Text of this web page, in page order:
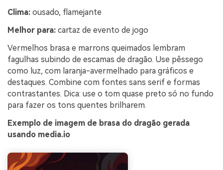
Clima: ousado, flamejante
Melhor para: cartaz de evento de jogo
Vermelhos brasa e marrons queimados lembram
fagulhas subindo de escamas de dragão. Use pêssego
como luz, com laranja-avermelhado para gráficos e
destaques. Combine com fontes sans serif e formas
contrastantes. Dica: use o tom quase preto só no fundo
para fazer os tons quentes brilharem.
Exemplo de imagem de brasa do dragão gerada
usando media.io